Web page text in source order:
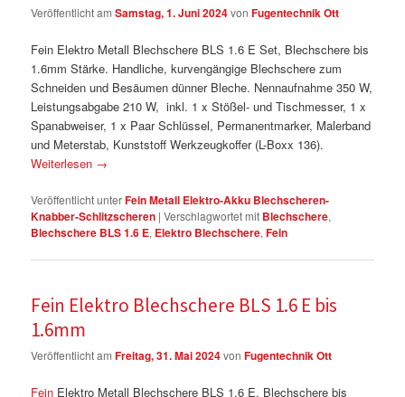
Veröffentlicht amSamstag, 1. Juni 2024vonFugentechnik Ott
Fein Elektro Metall Blechschere BLS 1.6 E Set, Blechschere bis
1.6mm Stärke. Handliche, kurvengängige Blechschere zum
Schneiden und Besäumen dünner Bleche. Nennaufnahme 350 W,
Leistungsabgabe 210 W, inkl. 1 x Stößel- und Tischmesser, 1 x
Spanabweiser, 1 x Paar Schlüssel, Permanentmarker, Malerband
und Meterstab, Kunststoff Werkzeugkoffer (L-Boxx 136).
Weiterlesen →
Veröffentlicht unterFein Metall Elektro-Akku Blechscheren-
Knabber-Schlitzscheren |Verschlagwortet mit Blechschere,
Blechschere BLS 1.6 E, Elektro Blechschere,Fein
Fein Elektro Blechschere BLS 1.6 E bis
1.6mm
Veröffentlicht amFreitag, 31. Mai 2024vonFugentechnik Ott
Fein Elektro Metall Blechschere BLS 1.6 E, Blechschere bis